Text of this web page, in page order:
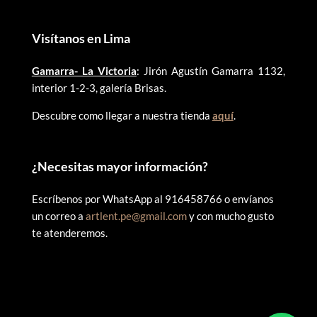
Visítanos en Lima
Gamarra- La Victoria: Jirón Agustín Gamarra 1132,
interior 1-2-3, galería Brisas.
Descubre como llegar a nuestra tienda aquí.
¿Necesitas mayor información?
Escríbenos por WhatsApp al 916458766 o envíanos
un correo a artlent.pe@gmail.comy con mucho gusto
te atenderemos.